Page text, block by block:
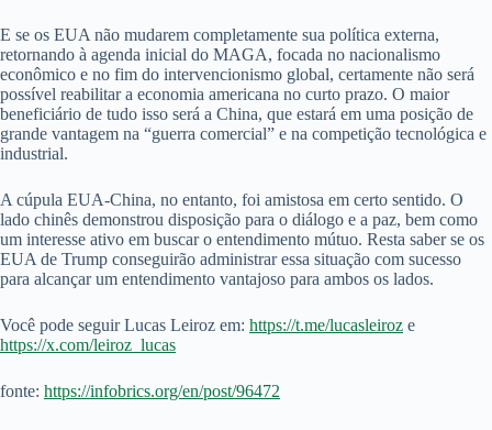
E se os EUA não mudarem completamente sua política externa,
retornando à agenda inicial do MAGA, focada no nacionalismo
econômico e no fim do intervencionismo global, certamente não será
possível reabilitar a economia americana no curto prazo. O maior
beneficiário de tudo isso será a China, que estará em uma posição de
grande vantagem na “guerra comercial” e na competição tecnológica e
industrial.
A cúpula EUA-China, no entanto, foi amistosa em certo sentido. O
lado chinês demonstrou disposição para o diálogo e a paz, bem como
um interesse ativo em buscar o entendimento mútuo. Resta saber se os
EUA de Trump conseguirão administrar essa situação com sucesso
para alcançar um entendimento vantajoso para ambos os lados.
Você pode seguir Lucas Leiroz em: https://t.me/lucasleiroz e
https://x.com/leiroz_lucas
fonte: https://infobrics.org/en/post/96472